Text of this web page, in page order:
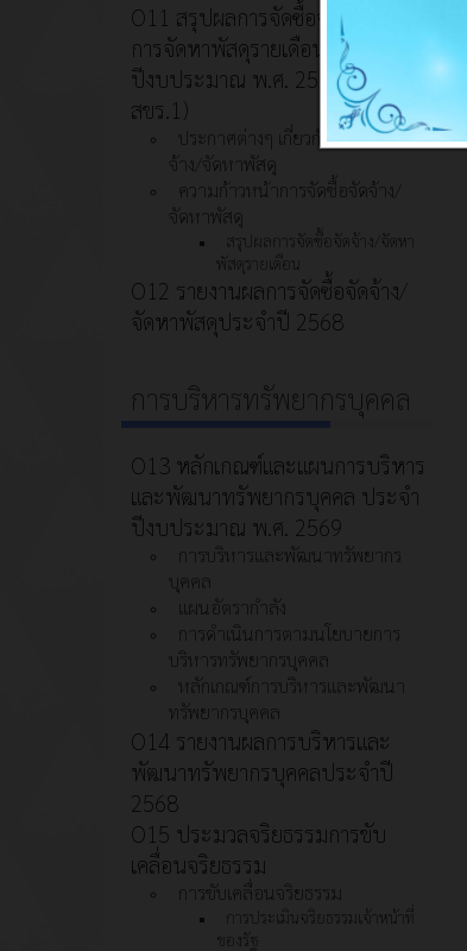
O11 สรุปผลการจัดซื้อจัดจ้างหรือ
การจัดหาพัสดุรายเดือนประจำ
ปีงบประมาณ พ.ศ. 2569 (แบบ
สขร.1)
ประกาศต่างๆ เกี่ยวกับการจัดซื้อจัด
จ้าง/จัดหาพัสดุ
ความก้าวหน้าการจัดซื้อจัดจ้าง/
จัดหาพัสดุ
สรุปผลการจัดซื้อจัดจ้าง/จัดหา
พัสดุรายเดือน
O12 รายงานผลการจัดซื้อจัดจ้าง/
จัดหาพัสดุประจำปี 2568
การบริหารทรัพยากรบุคคล
O13 หลักเกณฑ์และแผนการบริหาร
และพัฒนาทรัพยากรบุคคล ประจำ
ปีงบประมาณ พ.ศ. 2569
การบริหารและพัฒนาทรัพยากร
บุคคล
แผนอัตรากำลัง
การดำเนินการตามนโยบายการ
บริหารทรัพยากรบุคคล
หลักเกณฑ์การบริหารและพัฒนา
ทรัพยากรบุคคล
O14 รายงานผลการบริหารและ
พัฒนาทรัพยากรบุคคลประจำปี
2568
O15 ประมวลจริยธรรมการขับ
เคลื่อนจริยธรรม
การขับเคลื่อนจริยธรรม
การประเมินจริยธรรมเจ้าหน้าที่
ของรัฐ